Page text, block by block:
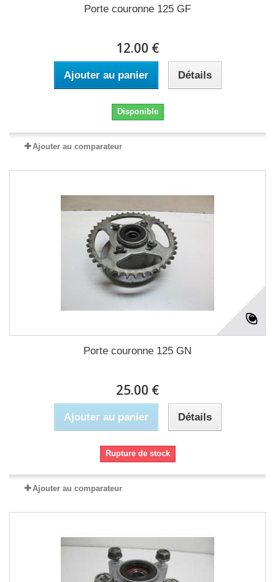
Porte couronne 125 GF
12.00 €
Ajouter au panier Détails
Disponible
Ajouter au comparateur
Porte couronne 125 GN
25.00 €
Ajouter au panier Détails
Rupture de stock
Ajouter au comparateur